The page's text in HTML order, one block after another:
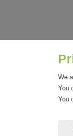
We
You
You